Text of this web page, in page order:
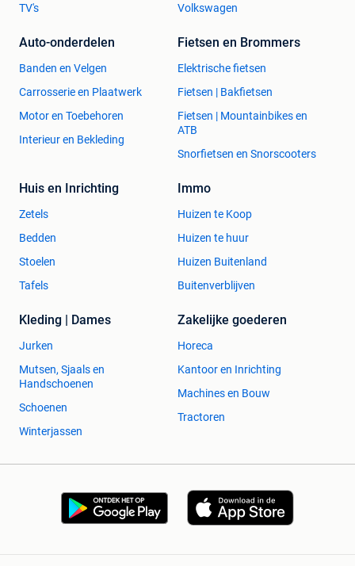
TV's
Volkswagen
Auto-onderdelen
Banden en Velgen
Carrosserie en Plaatwerk
Motor en Toebehoren
Interieur en Bekleding
Fietsen en Brommers
Elektrische fietsen
Fietsen | Bakfietsen
Fietsen | Mountainbikes en
ATB
Snorfietsen en Snorscooters
Huis en Inrichting
Zetels
Bedden
Stoelen
Tafels
Immo
Huizen te Koop
Huizen te huur
Huizen Buitenland
Buitenverblijven
Kleding | Dames
Jurken
Mutsen, Sjaals en
Handschoenen
Schoenen
Winterjassen
Zakelijke goederen
Horeca
Kantoor en Inrichting
Machines en Bouw
Tractoren